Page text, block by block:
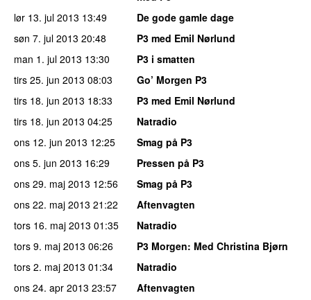
lør 13. jul 2013 13:49
De gode gamle dage
søn 7. jul 2013 20:48
P3 med Emil Nørlund
man 1. jul 2013 13:30
P3 i smatten
tirs 25. jun 2013 08:03
Go’ Morgen P3
tirs 18. jun 2013 18:33
P3 med Emil Nørlund
tirs 18. jun 2013 04:25
Natradio
ons 12. jun 2013 12:25
Smag på P3
ons 5. jun 2013 16:29
Pressen på P3
ons 29. maj 2013 12:56
Smag på P3
ons 22. maj 2013 21:22
Aftenvagten
tors 16. maj 2013 01:35
Natradio
tors 9. maj 2013 06:26 P3 Morgen: Med Christina Bjørn
tors 2. maj 2013 01:34
Natradio
ons 24. apr 2013 23:57
Aftenvagten